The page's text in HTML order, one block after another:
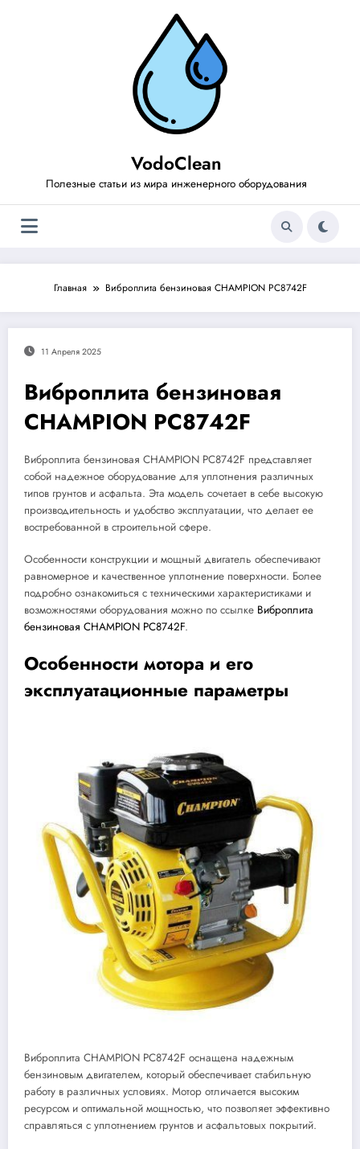
VodoClean
Полезные статьи из мира инженерного оборудования
Главная Виброплита бензиновая CHAMPION PC8742F
11 Апреля 2025
Виброплита бензиновая
CHAMPION PC8742F
Виброплита бензиновая CHAMPION PC8742F представляет
собой надежное оборудование для уплотнения различных
типов грунтов и асфальта. Эта модель сочетает в себе высокую
производительность и удобство эксплуатации, что делает ее
востребованной в строительной сфере.
Особенности конструкции и мощный двигатель обеспечивают
равномерное и качественное уплотнение поверхности. Более
подробно ознакомиться с техническими характеристиками и
возможностями оборудования можно по ссылке Виброплита
бензиновая CHAMPION PC8742F.
Особенности мотора и его
эксплуатационные параметры
Виброплита CHAMPION PC8742F оснащена надежным
бензиновым двигателем, который обеспечивает стабильную
работу в различных условиях. Мотор отличается высоким
ресурсом и оптимальной мощностью, что позволяет эффективно
справляться с уплотнением грунтов и асфальтовых покрытий.